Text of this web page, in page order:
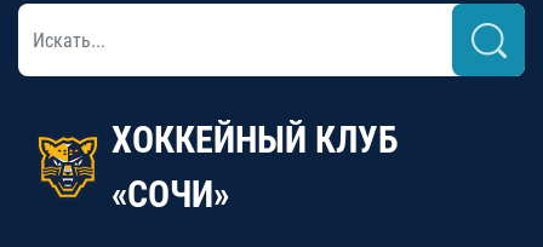
ХОККЕЙНЫЙ КЛУБ
«СОЧИ»